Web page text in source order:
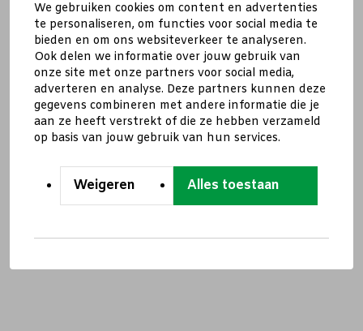
We gebruiken cookies om content en advertenties
te personaliseren, om functies voor social media te
bieden en om ons websiteverkeer te analyseren.
Ook delen we informatie over jouw gebruik van
onze site met onze partners voor social media,
adverteren en analyse. Deze partners kunnen deze
gegevens combineren met andere informatie die je
aan ze heeft verstrekt of die ze hebben verzameld
op basis van jouw gebruik van hun services.
Weigeren Alles toestaan